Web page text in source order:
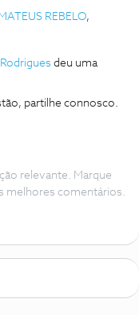
REBELO,
deu uma
partilhe connosco.
relevante. Marque
melhores comentários.